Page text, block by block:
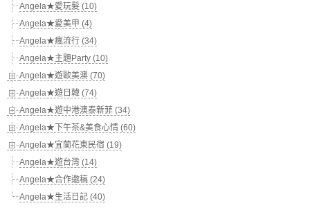
Angela★愛玩髮 (10)
Angela★愛美甲 (4)
Angela★瘋流行 (34)
Angela★主題Party (10)
Angela★遊歐美澳 (70)
Angela★遊日韓 (74)
Angela★遊中港澳泰新菲 (34)
Angela★下午茶&美食心情 (60)
Angela★宜蘭花東民宿 (19)
Angela★遊台灣 (14)
Angela★合作邀稿 (24)
Angela★生活日記 (40)